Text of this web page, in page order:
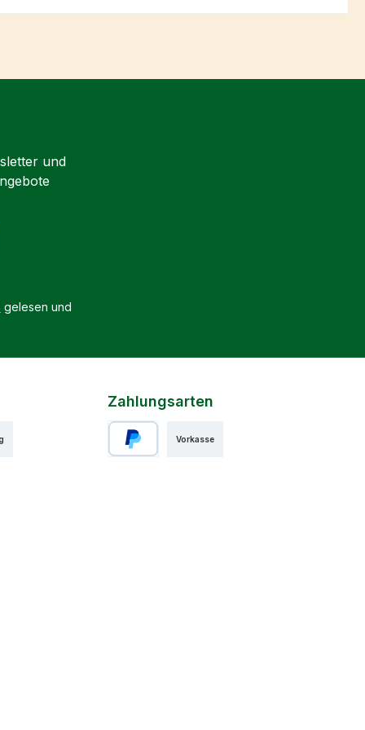
und
gelesen und
Zahlungsarten
Vorkasse